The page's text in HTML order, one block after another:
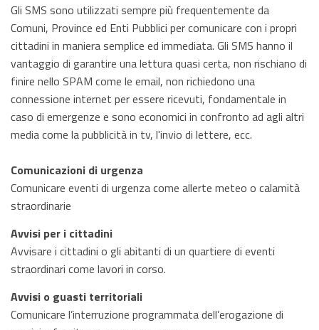
Gli SMS sono utilizzati sempre più frequentemente da
Comuni, Province ed Enti Pubblici per comunicare con i propri
cittadini in maniera semplice ed immediata. Gli SMS hanno il
vantaggio di garantire una lettura quasi certa, non rischiano di
finire nello SPAM come le email, non richiedono una
connessione internet per essere ricevuti, fondamentale in
caso di emergenze e sono economici in confronto ad agli altri
media come la pubblicità in tv, l'invio di lettere, ecc.
Comunicazioni di urgenza
Comunicare eventi di urgenza come allerte meteo o calamità
straordinarie
Avvisi per i cittadini
Avvisare i cittadini o gli abitanti di un quartiere di eventi
straordinari come lavori in corso.
Avvisi o guasti territoriali
Comunicare l’interruzione programmata dell’erogazione di